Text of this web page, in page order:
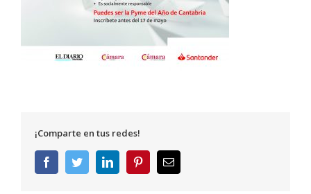
¡Comparte en tus redes!
FacebookTwitterLinkedInPinterestCorreo
electrónico